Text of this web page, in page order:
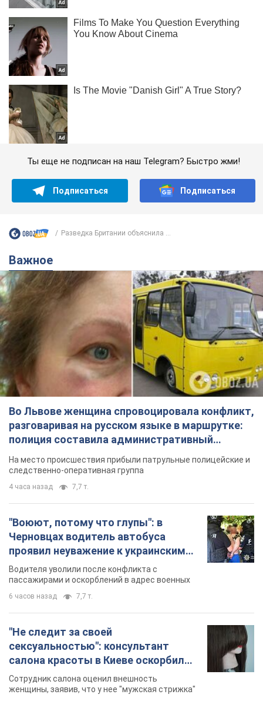
Ты еще не подписан на наш Telegram? Быстро жми!
Подписаться Подписаться
Разведка Британии объяснила ...
Важное
Во Львове женщина спровоцировала конфликт,
разговаривая на русском языке в маршрутке:
полиция составила административный
протокол. Видео
На место происшествия прибыли патрульные полицейские и
следственно-оперативная группа
4 часа назад 7,7 т.
"Воюют, потому что глупы": в
Черновцах водитель автобуса
проявил неуважение к украинским
военным и поплатился за это.
Видео
Водителя уволили после конфликта с
пассажирами и оскорблений в адрес военных
6 часов назад 7,7 т.
"Не следит за своей
сексуальностью": консультант
салона красоты в Киеве оскорбил
женщину после химиотерапии,
разгорелся скандал. Фото
Сотрудник салона оценил внешность
женщины, заявив, что у нее "мужская стрижка"